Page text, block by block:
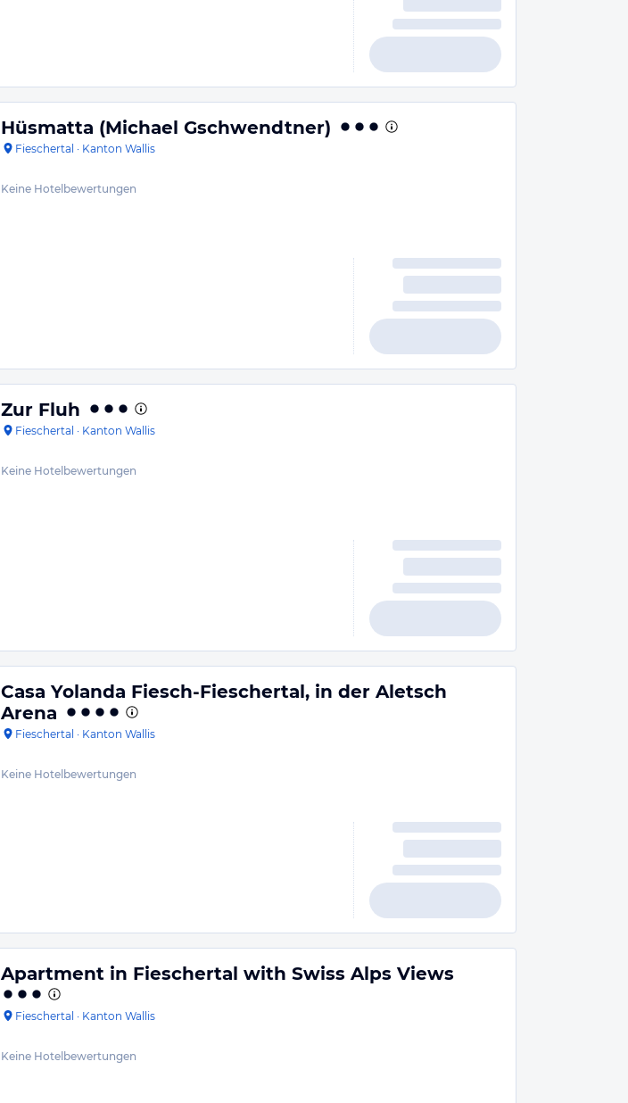
Hüsmatta (Michael Gschwendtner)
Fieschertal · Kanton Wallis
Keine Hotelbewertungen
Zur Fluh
Fieschertal · Kanton Wallis
Keine Hotelbewertungen
Casa Yolanda Fiesch-Fieschertal, in der Aletsch
Arena
Fieschertal · Kanton Wallis
Keine Hotelbewertungen
Apartment in Fieschertal with Swiss Alps Views
Fieschertal · Kanton Wallis
Keine Hotelbewertungen